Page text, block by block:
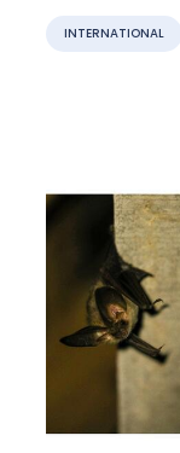
INTERNATIONAL